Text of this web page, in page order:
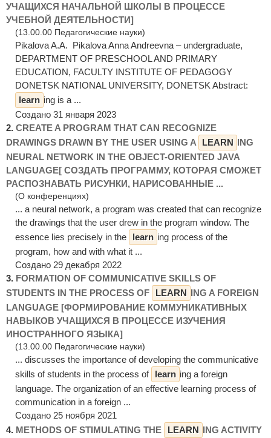
УЧАЩИХСЯ НАЧАЛЬНОЙ ШКОЛЫ В ПРОЦЕССЕ
УЧЕБНОЙ ДЕЯТЕЛЬНОСТИ]
(13.00.00 Педагогические науки)
Pikalova A.A. Pikalova Anna Andreevna – undergraduate,
DEPARTMENT OF PRESCHOOL AND PRIMARY
EDUCATION, FACULTY INSTITUTE OF PEDAGOGY
DONETSK NATIONAL UNIVERSITY, DONETSK Abstract:
learn ing is a ...
Создано 31 января 2023
2. CREATE A PROGRAM THAT CAN RECOGNIZE
DRAWINGS DRAWN BY THE USER USING A
LEARN ING
NEURAL NETWORK IN THE OBJECT-ORIENTED JAVA
LANGUAGE[ СОЗДАТЬ ПРОГРАММУ, КОТОРАЯ СМОЖЕТ
РАСПОЗНАВАТЬ РИСУНКИ, НАРИСОВАННЫЕ ...
(О конференциях)
... a neural network, a program was created that can recognize
the drawings that the user drew in the program window. The
essence lies precisely in the
learn ing process of the
program, how and with what it ...
Создано 29 декабря 2022
3. FORMATION OF COMMUNICATIVE SKILLS OF
STUDENTS IN THE PROCESS OF
LEARN ING A FOREIGN
LANGUAGE [ФОРМИРОВАНИЕ КОММУНИКАТИВНЫХ
НАВЫКОВ УЧАЩИХСЯ В ПРОЦЕССЕ ИЗУЧЕНИЯ
ИНОСТРАННОГО ЯЗЫКА]
(13.00.00 Педагогические науки)
... discusses the importance of developing the communicative
skills of students in the process of learn ing a foreign
language. The organization of an effective learning process of
communication in a foreign ...
Создано 25 ноября 2021
4. METHODS OF STIMULATING THE LEARN ING ACTIVITY